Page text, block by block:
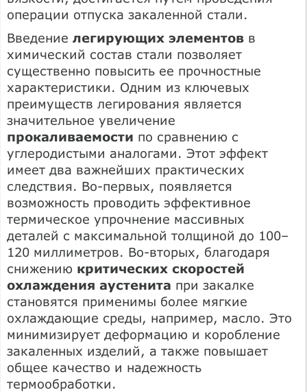
операции отпуска закаленной стали.
Введение легирующих элементов в
химический состав стали позволяет
существенно повысить ее прочностные
характеристики. Одним из ключевых
преимуществ легирования является
значительное увеличение
прокаливаемости по сравнению с
углеродистыми аналогами. Этот эффект
имеет два важнейших практических
следствия. Во-первых, появляется
возможность проводить эффективное
термическое упрочнение массивных
деталей с максимальной толщиной до 100–
120 миллиметров. Во-вторых, благодаря
снижению критических скоростей
охлаждения аустенита при закалке
становятся применимы более мягкие
охлаждающие среды, например, масло. Это
минимизирует деформацию и коробление
закаленных изделий, а также повышает
общее качество и надежность
термообработки.